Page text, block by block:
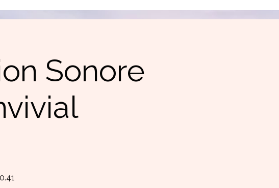
Sonore